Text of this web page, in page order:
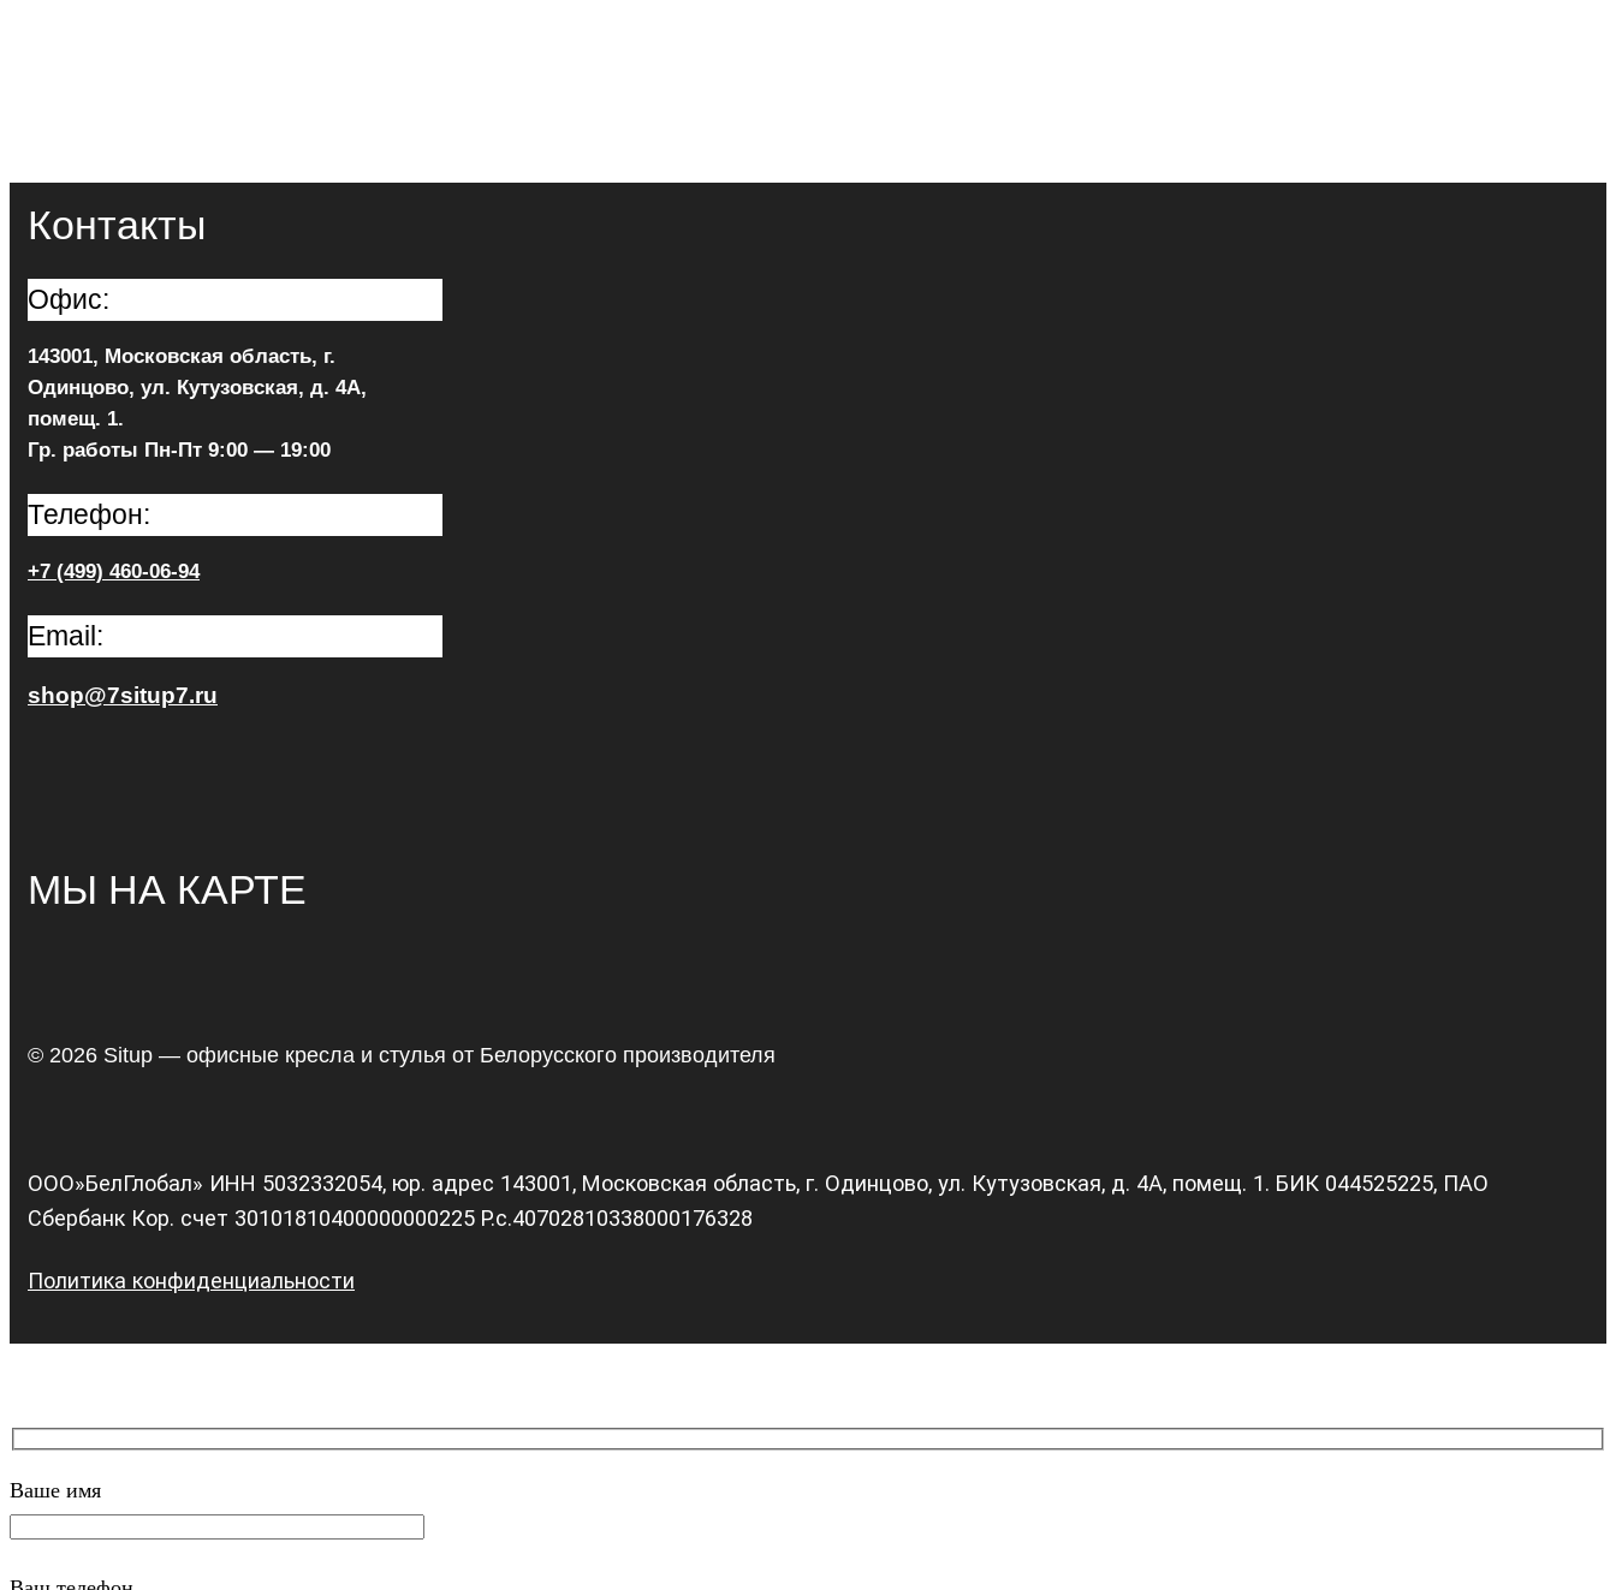
Контакты
Офис:
143001, Московская область, г.
Одинцово, ул. Кутузовская, д. 4А,
помещ. 1.
Гр. работы Пн-Пт 9:00 — 19:00
Телефон:
+7 (499) 460-06-94
Email:
shop@7situp7.ru
МЫ НА КАРТЕ
© 2026 Situp — офисные кресла и стулья от Белорусского производителя
ООО»БелГлобал» ИНН 5032332054, юр. адрес 143001, Московская область, г. Одинцово, ул. Кутузовская, д. 4А, помещ. 1. БИК 044525225, ПАО
Сбербанк Кор. счет 30101810400000000225 Р.с.40702810338000176328
Политика конфиденциальности
Ваше имя